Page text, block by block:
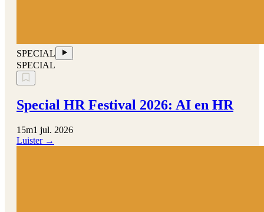
SPECIAL
SPECIAL
Special HR Festival 2026: AI en HR
15m1 jul. 2026
Luister →